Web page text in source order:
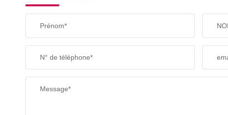
Prénom*
N° de téléphone*
Message*